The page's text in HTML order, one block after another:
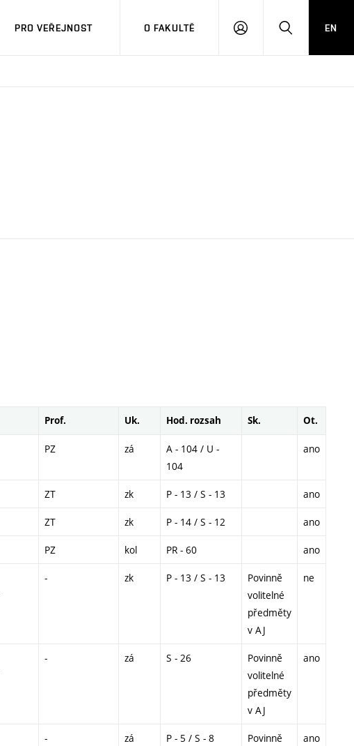
PRO VEŘEJNOST O FAKULTĚ
PŘIHLÁSITHLEDAT
EN
Prof. Uk. Hod. rozsah Sk. Ot.
PZ zá
A - 104 / U -
104
ano
ZT zk P - 13 / S - 13 ano
ZT zk P - 14 / S - 12 ano
PZ kol PR - 60 ano
- zk P - 13 / S - 13
Povinně
volitelné
předměty
v AJ
ne
- zá S - 26
Povinně
volitelné
předměty
v AJ
ano
- zá P - 5 / S - 8
Povinně
ano